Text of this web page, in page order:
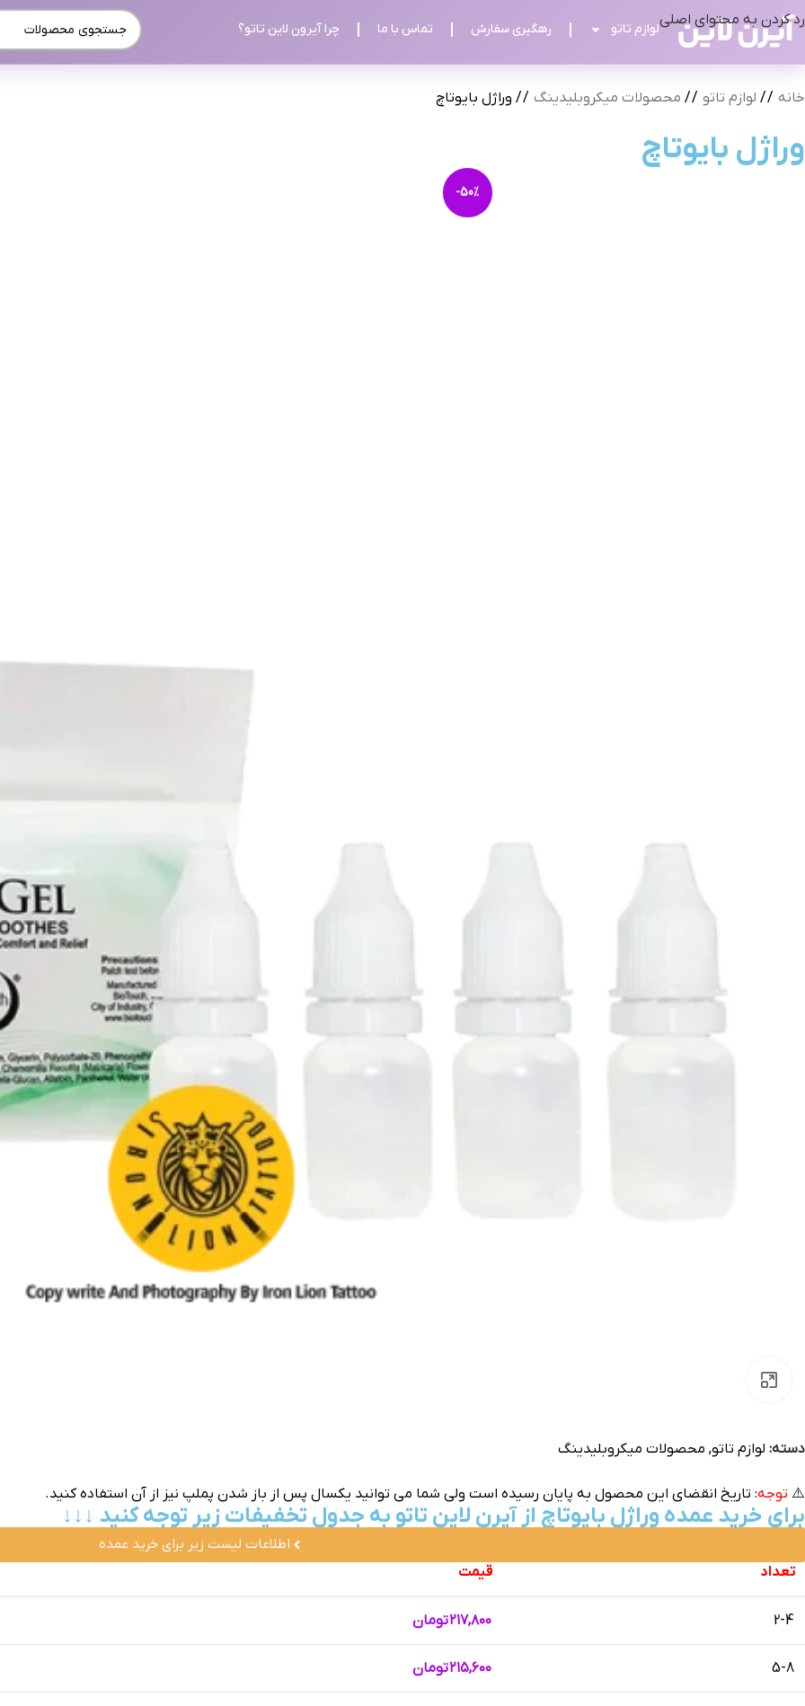
رد کردن به محتوای اصلی
لوازم تاتو رهگیری سفارش تماس با ما چرا آیرون لاین تاتو؟
خانه / لوازم تاتو / محصولات میکروبلیدینگ / وراژل بایوتاچ
وراژل بایوتاچ
-50%
دسته: لوازم تاتو, محصولات میکروبلیدینگ
⚠️ توجه: تاریخ انقضای این محصول به پایان رسیده است ولی شما می توانید یکسال پس از باز شدن پملپ نیز از آن استفاده کنید.
برای خرید عمده وراژل بایوتاچ از آیرن لاین تاتو به جدول تخفیفات زیر توجه کنید ↓↓↓
اطلاعات لیست زیر برای خرید عمده
تعداد
قیمت
2-4 ۲۱۷,۸۰۰تومان
5-8 ۲۱۵,۶۰۰تومان